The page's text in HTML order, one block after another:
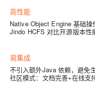
高性能
Native Object Engine 基础
Jindo HCFS 对比开源版本性
易集成
不引入额外Java 依赖，避免
社区模式：文档完善+在线支